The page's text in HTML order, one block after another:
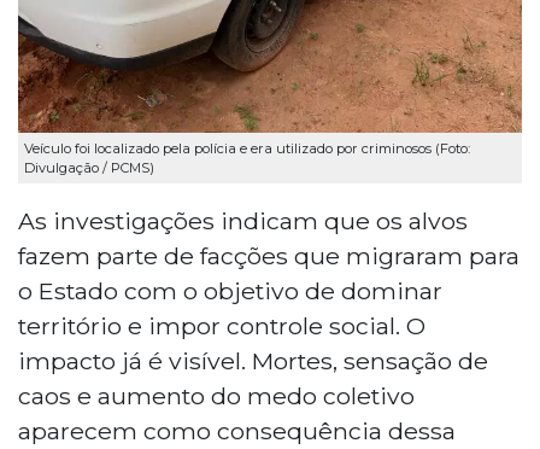
Veículo foi localizado pela polícia e era utilizado por criminosos (Foto:
Divulgação / PCMS)
As investigações indicam que os alvos
fazem parte de facções que migraram para
o Estado com o objetivo de dominar
território e impor controle social. O
impacto já é visível. Mortes, sensação de
caos e aumento do medo coletivo
aparecem como consequência dessa